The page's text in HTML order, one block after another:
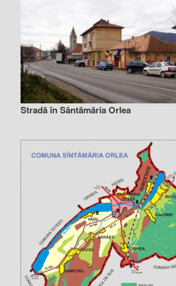
Stradă în Sântămăria Orlea